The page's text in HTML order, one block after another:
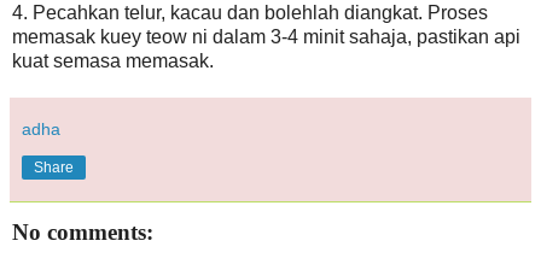
4. Pecahkan telur, kacau dan bolehlah diangkat. Proses
memasak kuey teow ni dalam 3-4 minit sahaja, pastikan api
kuat semasa memasak.
adha
Share
No comments: